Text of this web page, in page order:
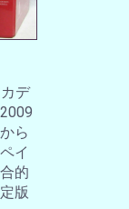
デ
ら
イ
的
版